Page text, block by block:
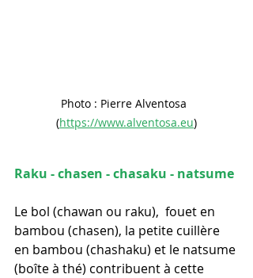
Photo : Pierre Alventosa
(https://www.alventosa.eu)
Raku - chasen - chasaku - natsume
Le bol (chawan ou raku),  fouet en
bambou (chasen), la petite cuillère
en bambou (chashaku) et le natsume
(boîte à thé) contribuent à cette